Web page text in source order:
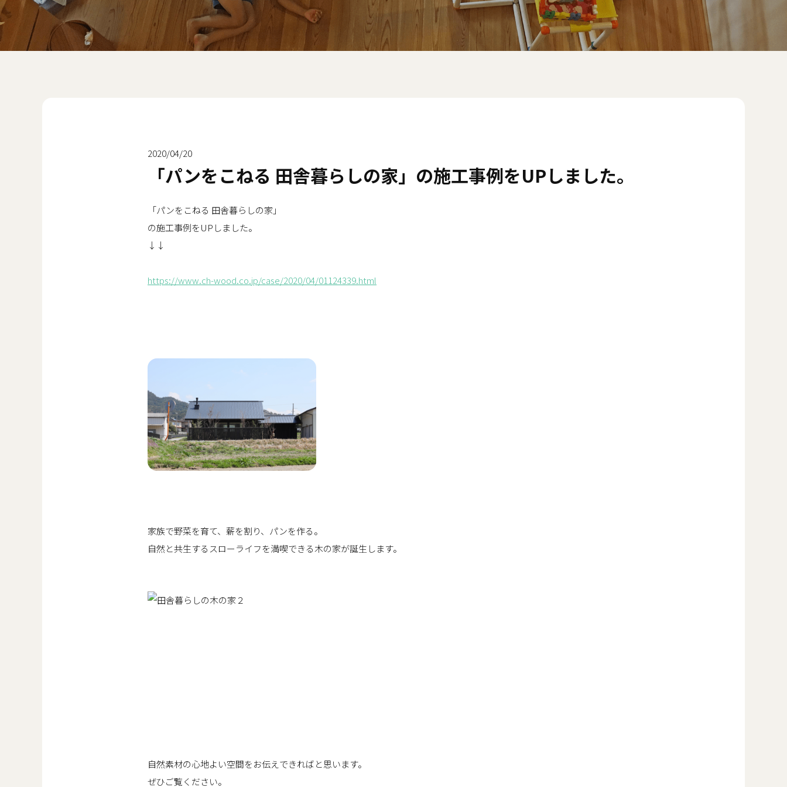
2020/04/20
「パンをこねる 田舎暮らしの家」の施工事例をUPしました。
「パンをこねる 田舎暮らしの家」
の施工事例をUPしました。
↓↓
https://www.ch-wood.co.jp/case/2020/04/01124339.html
家族で野菜を育て、薪を割り、パンを作る。
自然と共生するスローライフを満喫できる木の家が誕生します。
自然素材の心地よい空間をお伝えできればと思います。
ぜひご覧ください。